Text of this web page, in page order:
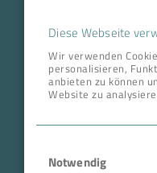
Diese Webseite
Wir verwenden
personalisieren,
anbieten zu können
Website zu
zusammen, die Sie
Notwendig
Karriere
ANSCHRIFT
Tullastr. 64 | 76131
Telefon +49 721